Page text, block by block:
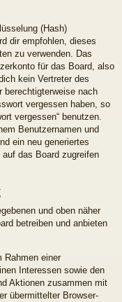
(Hash)
dir empfohlen, dieses
zu verwenden. Das
für das Board, also
kein Vertreter des
berechtigterweise nach
vergessen haben, so
vergessen“ benutzen.
Benutzernamen und
ein neu generiertes
das Board zugreifen
und oben näher
betreiben und anbieten
Rahmen einer
Interessen sowie den
Aktionen zusammen mit
übermittelter Browser-